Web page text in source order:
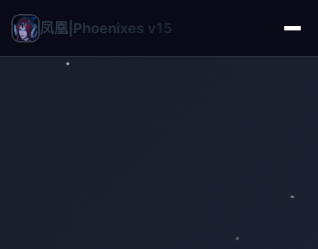
凤凰|Phoenixes v15